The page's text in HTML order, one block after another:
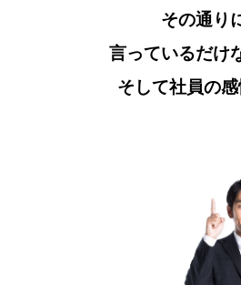
その通り
言っているだけ
そして社員の